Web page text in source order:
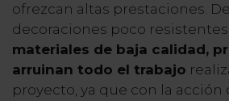
ofrezcan altas prestaciones.
decoraciones poco
materiales de baja calidad,
arruinan todo el trabajo
proyecto, ya que con la acción